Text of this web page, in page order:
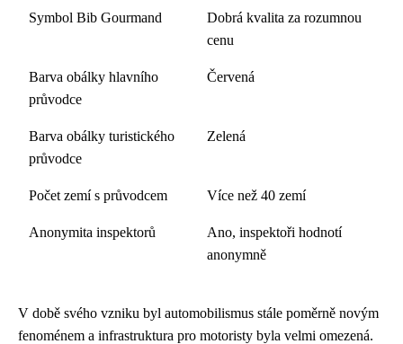
Symbol Bib Gourmand
Dobrá kvalita za rozumnou
cenu
Barva obálky hlavního
průvodce
Červená
Barva obálky turistického
průvodce
Zelená
Počet zemí s průvodcem Více než 40 zemí
Anonymita inspektorů
Ano, inspektoři hodnotí
anonymně
V době svého vzniku byl automobilismus stále poměrně novým
fenoménem a infrastruktura pro motoristy byla velmi omezená.